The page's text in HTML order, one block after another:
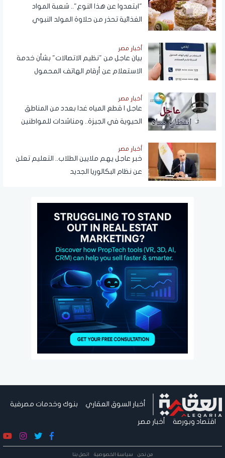
"ابتعدوا عن هذا النوع".. شعبة المواد
الغذائية تحذر من حلاوة المولد النبوي
أخبار مصر
بيان عاجل من "نظيم الاتصالات" بشأن خدمة
الاستعلام عن أرقام الهاتف المحمول
NTRA
أخبار مصر
عاجل | قطع المياه غدا بعدد من المناطق
الحيوية في الجيزة.. ومناشدات للمواطنين
أخبار مصر
خبر عاجل يهم ملايين الطلاب.. التعليم تعلن
عن نظام البكالوريا الجديد
أخبار السوق العقاري بنوك وخدمات مصرفية
اقتصاد وبورصة أخبار مصر
من نحن سياسة الخصوصية اتصل بنا